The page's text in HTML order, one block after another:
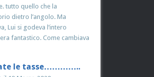
tutto quello che la
dietro l’angolo. Ma
Lui si godeva l’intero
fantastico. Come cambiava
le tasse…………..